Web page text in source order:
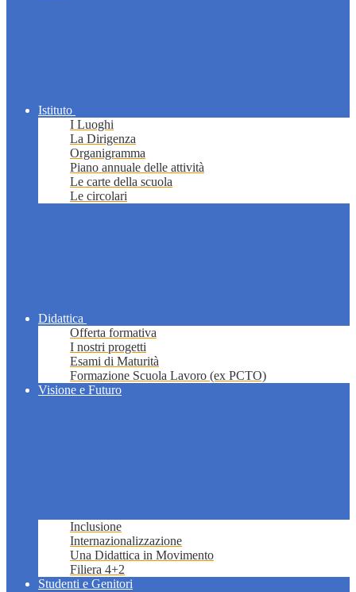
Istituto
I Luoghi
La Dirigenza
Organigramma
Piano annuale delle attività
Le carte della scuola
Le circolari
Didattica
Offerta formativa
I nostri progetti
Esami di Maturità
Formazione Scuola Lavoro (ex PCTO)
Visione e Futuro
Inclusione
Internazionalizzazione
Una Didattica in Movimento
Filiera 4+2
Studenti e Genitori